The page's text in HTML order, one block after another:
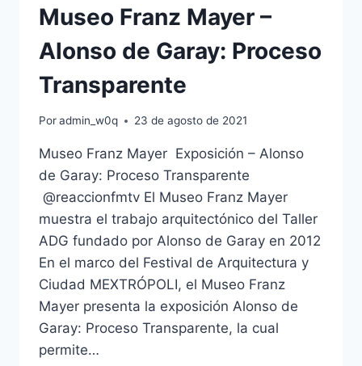
UNICA
VEZ
Museo Franz Mayer –
Alonso de Garay: Proceso
Transparente
Poradmin_w0q 23 de agosto de 2021
Museo Franz Mayer Exposición – Alonso
de Garay: Proceso Transparente
@reaccionfmtv El Museo Franz Mayer
muestra el trabajo arquitectónico del Taller
ADG fundado por Alonso de Garay en 2012
En el marco del Festival de Arquitectura y
Ciudad MEXTRÓPOLI, el Museo Franz
Mayer presenta la exposición Alonso de
Garay: Proceso Transparente, la cual
permite…